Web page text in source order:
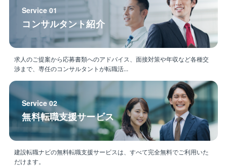
（2）スケールの大きな仕事に関われる：甲子園球場や
阪神百貨店・ハービスエント、阪神電鉄を中心とした
駅・鉄道などの交通機関のリニューアルに携わりま
す。グループ会社をはじめ、官公庁や大学、大手企業
などから元請けとして受注する大型案件が大半のた
め、億単位のプロジェクトに関われる面白さもありま
す。
OJTで先輩社員に同行しながら業務を覚えていってい
ただきます。
当面の間は、当ポジションにてご活躍いただきます
が、
その後、その道のプロフェッショナルとしてのキャリ
アを築くもよし、希望や実力により他業務にチャレン
ジしていただくことも可能です。
▼魅力
◇中途社員が馴染みやすい雰囲気
大手グループですが中途入社の方が多く、プロパー・
中途の隔たりなく誰しもが活躍できる環境です。
業務に対する姿勢や成果をフラットに評価する組織で
す。
Service 01
コンサルタント紹介
求人のご提案から応募書類へのアドバイス、面接対策や年収など各種交
渉まで、専任のコンサルタントが転職活...
Service 02
無料転職支援サービス
建設転職ナビの無料転職支援サービスは、すべて完全無料でご利用いた
だけます。